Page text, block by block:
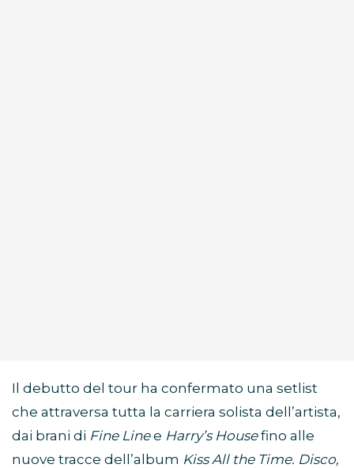
Il debutto del tour ha confermato una setlist
che attraversa tutta la carriera solista dell’artista,
dai brani di Fine Linee Harry’s Housefino alle
nuove tracce dell’album Kiss All the Time. Disco,